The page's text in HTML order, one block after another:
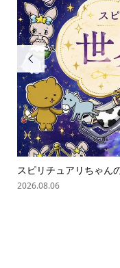

スピリチュアリちゃん
2026.08.06